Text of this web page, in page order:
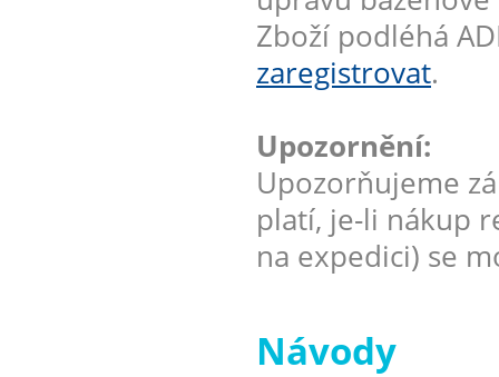
Zboží podléhá
zaregistrovat.
Upozornění:
Upozorňujeme
platí, je-li nákup
na expedici) se
Návody